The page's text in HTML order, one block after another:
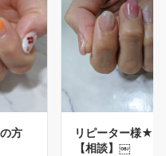
方
リピーター様★
【相談】￼